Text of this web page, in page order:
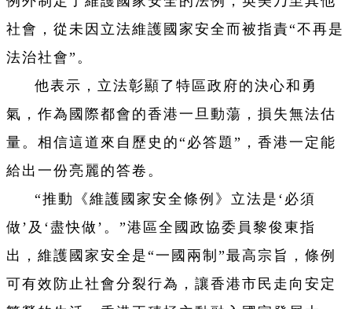
社會，從未因立法維護國家安全而被指責“不再是
法治社會”。
他表示，立法彰顯了特區政府的決心和勇
氣，作為國際都會的香港一旦動蕩，損失無法估
量。相信這道來自歷史的“必答題”，香港一定能
給出一份亮麗的答卷。
“推動《維護國家安全條例》立法是‘必須
做’及‘盡快做’。”港區全國政協委員黎俊東指
出，維護國家安全是“一國兩制”最高宗旨，條例
可有效防止社會分裂行為，讓香港市民走向安定